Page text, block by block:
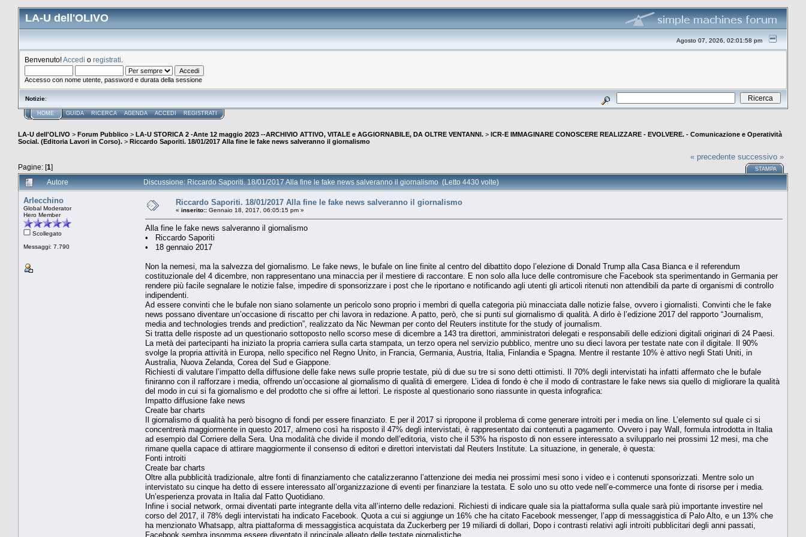
LA-U dell'OLIVO
Agosto 07, 2026, 02:01:58 pm
Benvenuto!Accedi o registrati
Accesso con nome utente, password e durata della sessione
Notizie:
HOME GUIDA RICERCA AGENDA ACCEDI REGISTRATI
LA-U dell'OLIVO > Forum Pubblico > LA-U STORICA 2 -Ante 12 maggio 2023 --ARCHIVIO ATTIVO, VITALE e AGGIORNABILE, DA OLTRE VENTANNI. > ICR-E IMMAGINARE CONOSCERE REALIZZARE - EVOLVERE. - Comunicazione e Operatività
Social. (Editoria Lavori in Corso). > Riccardo Saporiti. 18/01/2017 Alla fine le fake news salveranno il giornalismo
Pagine: [1]
« precedente successivo »
STAMPA
Autore Discussione: Riccardo Saporiti. 18/01/2017 Alla fine le fake news salveranno il giornalismo (Letto 4430 volte)
Arlecchino
Global Moderator
Hero Member
Scollegato
Messaggi: 7.790
Riccardo Saporiti. 18/01/2017 Alla fine le fake news salveranno il giornalismo
« inserito:: Gennaio 18, 2017, 06:05:15 pm »
Alla fine le fake news salveranno il giornalismo
• Riccardo Saporiti
• 18 gennaio 2017
Non la nemesi, ma la salvezza del giornalismo. Le fake news, le bufale on line finite al centro del dibattito dopo l’elezione di Donald Trump alla Casa Bianca e il referendum
costituzionale del 4 dicembre, non rappresentano una minaccia per il mestiere di raccontare. E non solo alla luce delle contromisure che Facebook sta sperimentando in Germania per
rendere più facile segnalare le notizie false, impedire di sponsorizzare i post che le riportano e notificando agli utenti gli articoli ritenuti non attendibili da parte di organismi di controllo
indipendenti.
Ad essere convinti che le bufale non siano solamente un pericolo sono proprio i membri di quella categoria più minacciata dalle notizie false, ovvero i giornalisti. Convinti che le fake
news possano diventare un’occasione di riscatto per chi lavora in redazione. A patto, però, che si punti sul giornalismo di qualità. A dirlo è l’edizione 2017 del rapporto “Journalism,
media and technologies trends and prediction”, realizzato da Nic Newman per conto del Reuters institute for the study of journalism.
Si tratta delle risposte ad un questionario sottoposto nello scorso mese di dicembre a 143 tra direttori, amministratori delegati e responsabili delle edizioni digitali originari di 24 Paesi.
La metà dei partecipanti ha iniziato la propria carriera sulla carta stampata, un terzo opera nel servizio pubblico, mentre uno su dieci lavora per testate nate con il digitale. Il 90%
svolge la propria attività in Europa, nello specifico nel Regno Unito, in Francia, Germania, Austria, Italia, Finlandia e Spagna. Mentre il restante 10% è attivo negli Stati Uniti, in
Australia, Nuova Zelanda, Corea del Sud e Giappone.
Richiesti di valutare l’impatto della diffusione delle fake news sulle proprie testate, più di due su tre si sono detti ottimisti. Il 70% degli intervistati ha infatti affermato che le bufale
finiranno con il rafforzare i media, offrendo un’occasione al giornalismo di qualità di emergere. L’idea di fondo è che il modo di contrastare le fake news sia quello di migliorare la qualità
del modo in cui si fa giornalismo e del prodotto che si offre ai lettori. Le risposte al questionario sono riassunte in questa infografica:
Impatto diffusione fake news
Create bar charts
Il giornalismo di qualità ha però bisogno di fondi per essere finanziato. E per il 2017 si ripropone il problema di come generare introiti per i media on line. L’elemento sul quale ci si
concentrerà maggiormente in questo 2017, almeno così ha risposto il 47% degli intervistati, è rappresentato dai contenuti a pagamento. Ovvero i pay Wall, formula introdotta in Italia
ad esempio dal Corriere della Sera. Una modalità che divide il mondo dell’editoria, visto che il 53% ha risposto di non essere interessato a svilupparlo nei prossimi 12 mesi, ma che
rimane quella capace di attirare maggiormente il consenso di editori e direttori intervistati dal Reuters Institute. La situazione, in generale, è questa:
Fonti introiti
Create bar charts
Oltre alla pubblicità tradizionale, altre fonti di finanziamento che catalizzeranno l’attenzione dei media nei prossimi mesi sono i video e i contenuti sponsorizzati. Mentre solo un
intervistato su cinque ha detto di essere interessato all’organizzazione di eventi per finanziare la testata. E solo uno su otto vede nell’e-commerce una fonte di risorse per i media.
Un’esperienza provata in Italia dal Fatto Quotidiano.
Infine i social network, ormai diventati parte integrante della vita all’interno delle redazioni. Richiesti di indicare quale sia la piattaforma sulla quale sarà più importante investire nel
corso del 2017, il 78% degli intervistati ha indicato Facebook. Quota a cui si aggiunge un 16% che ha citato Facebook messenger, l’app di messaggistica di Palo Alto, e un 13% che
ha menzionato Whatsapp, altra piattaforma di messaggistica acquistata da Zuckerberg per 19 miliardi di dollari, Dopo i contrasti relativi agli introiti pubblicitari degli anni passati,
Facebook sembra insomma essere diventato il principale alleato delle testate giornalistiche.